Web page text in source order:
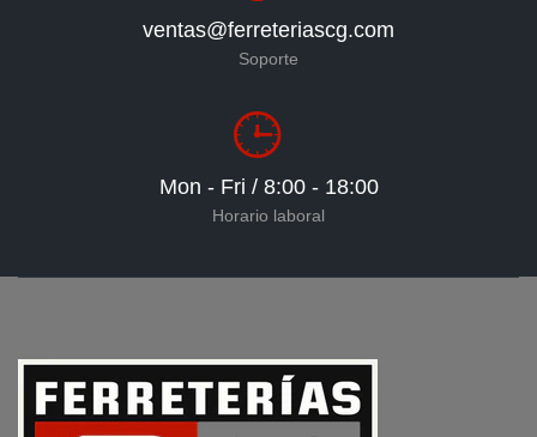
ventas@ferreteriascg.com
Soporte
Mon - Fri / 8:00 - 18:00
Horario laboral